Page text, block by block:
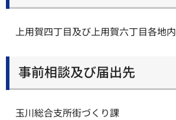
上用賀四丁目及び上用賀六丁目各地内
事前相談及び届出先
玉川総合支所街づくり課